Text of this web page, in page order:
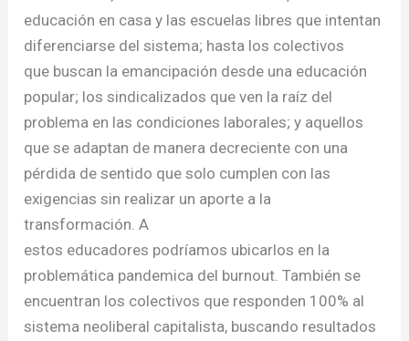
educación en casa y las escuelas libres que intentan
diferenciarse del sistema; hasta los colectivos
que buscan la emancipación desde una educación
popular; los sindicalizados que ven la raíz del
problema en las condiciones laborales; y aquellos
que se adaptan de manera decreciente con una
pérdida de sentido que solo cumplen con las
exigencias sin realizar un aporte a la
transformación. A
estos educadores podríamos ubicarlos en la
problemática pandemica del burnout. También se
encuentran los colectivos que responden 100% al
sistema neoliberal capitalista, buscando resultados